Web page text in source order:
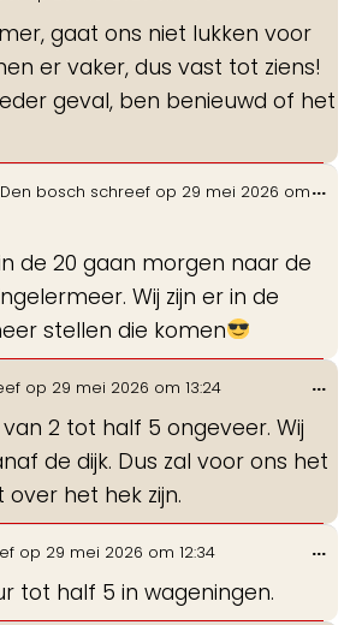
gaat ons niet lukken voor
er vaker, dus vast tot ziens!
geval, ben benieuwd of het
Den bosch schreef op 29 mei 2026 om
de 20 gaan morgen naar de
Wij zijn er in de
stellen die komen
...
op 29 mei 2026 om 13:24
van 2 tot half 5 ongeveer. Wij
de dijk. Dus zal voor ons het
het hek zijn.
...
op 29 mei 2026 om 12:34
tot half 5 in wageningen.
...